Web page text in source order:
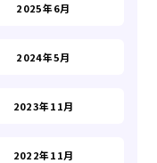
2025年6月
2024年5月
2023年11月
2022年11月